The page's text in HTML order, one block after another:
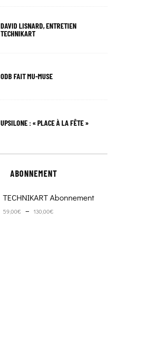
DAVID LISNARD, ENTRETIEN
TECHNIKART
ODB FAIT MU-MUSE
UPSILONE : « PLACE À LA FÊTE »
ABONNEMENT
TECHNIKART Abonnement
59,00€ – 130,00€